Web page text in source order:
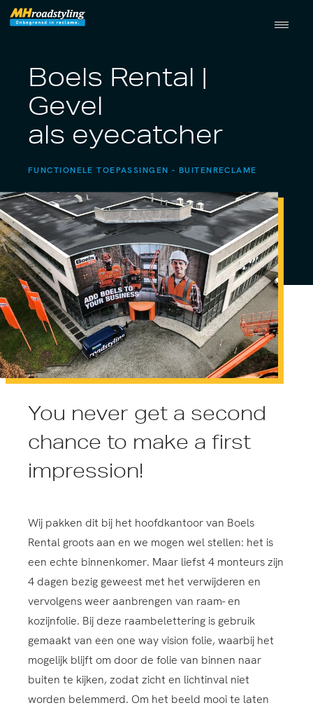
Boels Rental |
Gevel
als eyecatcher
FUNCTIONELE TOEPASSINGEN BUITENRECLAME
You never get a second
chance to make a first
impression!
Wij pakken dit bij het hoofdkantoor van Boels
Rental groots aan en we mogen wel stellen: het is
een echte binnenkomer. Maar liefst 4 monteurs zijn
4 dagen bezig geweest met het verwijderen en
vervolgens weer aanbrengen van raam- en
kozijnfolie. Bij deze raambelettering is gebruik
gemaakt van een one way vision folie, waarbij het
mogelijk blijft om door de folie van binnen naar
buiten te kijken, zodat zicht en lichtinval niet
worden belemmerd. Om het beeld mooi te laten